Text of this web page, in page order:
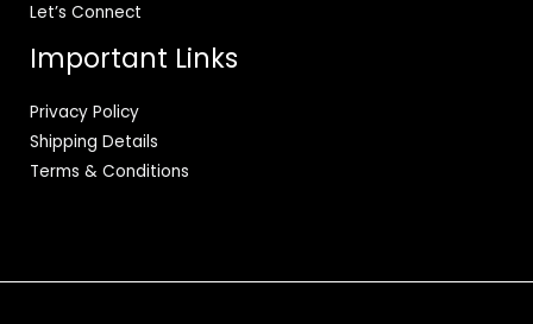
Let’s Connect
Important Links
Privacy Policy
Shipping Details
Terms & Conditions